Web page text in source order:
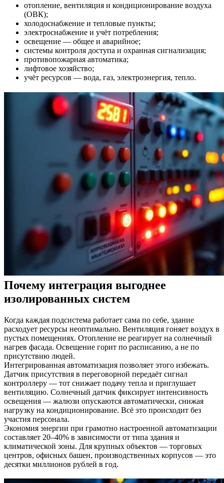
отопление, вентиляция и кондиционирование воздуха
(ОВК);
холодоснабжение и тепловые пункты;
электроснабжение и учёт потребления;
освещение — общее и аварийное;
системы контроля доступа и охранная сигнализация;
противопожарная автоматика;
лифтовое хозяйство;
учёт ресурсов — вода, газ, электроэнергия, тепло.
Почему интеграция выгоднее
изолированных систем
Когда каждая подсистема работает сама по себе, здание
расходует ресурсы неоптимально. Вентиляция гоняет воздух в
пустых помещениях. Отопление не реагирует на солнечный
нагрев фасада. Освещение горит по расписанию, а не по
присутствию людей.
Интегрированная автоматизация позволяет этого избежать.
Датчик присутствия в переговорной передаёт сигнал
контроллеру — тот снижает подачу тепла и приглушает
вентиляцию. Солнечный датчик фиксирует интенсивность
освещения — жалюзи опускаются автоматически, снижая
нагрузку на кондиционирование. Всё это происходит без
участия персонала.
Экономия энергии при грамотно настроенной автоматизации
составляет 20–40% в зависимости от типа здания и
климатической зоны. Для крупных объектов — торговых
центров, офисных башен, производственных корпусов — это
десятки миллионов рублей в год.